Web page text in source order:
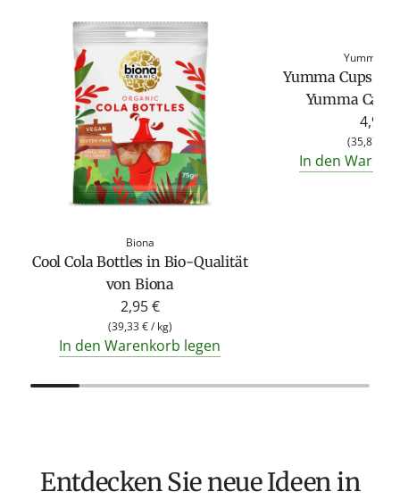
Biona
Cool Cola Bottles in Bio-Qualität
von Biona
2,95 €
(39,33 €/ kg)
In den Warenkorb legen
Yumma
Yumma Cups
Yumma
4,95 €
(35,87 €
In den
Entdecken Sie neue Ideen in